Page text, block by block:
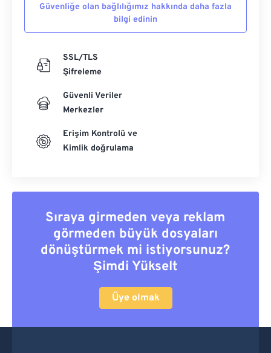
Güvenliğe olan bağlılığımız hakkında daha fazla
bilgi edinin
SSL/TLS
Şifreleme
Güvenli Veriler
Merkezler
Erişim Kontrolü ve
Kimlik doğrulama
Sıraya girmeden veya reklam
görmeden büyük dosyaları
dönüştürmek mi istiyorsunuz?
Şimdi Yükselt
Üye olmak